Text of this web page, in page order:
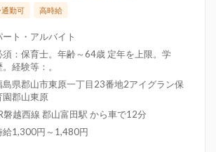
勤可 高時給
ート・アルバイト
須：保育士。年齢～64歳 定年を上限。学
。経験等：。
島県郡山市東原一丁目23番地2アイグラン保
園郡山東原
磐越西線 郡山富田駅 から車で12分
給1,300円～1,480円